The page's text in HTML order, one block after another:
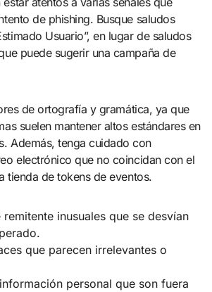
de phishing. Busque saludos
Usuario”, en lugar de saludos
puede sugerir una campaña de
de ortografía y gramática, ya que
suelen mantener altos estándares en
Además, tenga cuidado con
electrónico que no coincidan con el
tienda de tokens de eventos.
inusuales que se desvían
que parecen irrelevantes o
personal que son fuera